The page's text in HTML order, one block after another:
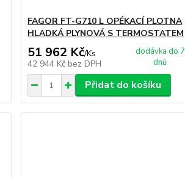
FAGOR FT-G710 L OPÉKACÍ PLOTNA
HLADKÁ PLYNOVÁ S TERMOSTATEM
51 962 Kč/Ks
42 944 Kč bez DPH
dodávka do 7
dnů
Přidat do košíku